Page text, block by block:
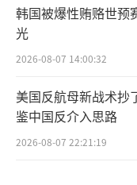
韩国被爆性贿赂世预
光
2026-08-07 14:00:32
美国反航母新战术抄
鉴中国反介入思路
2026-08-07 22:21:19